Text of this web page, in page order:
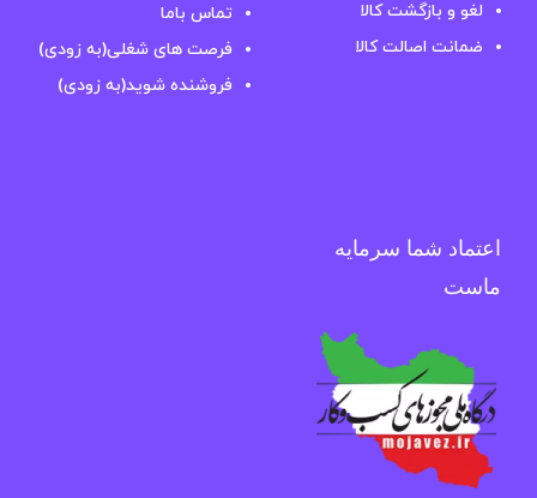
لغو و بازگشت کالا
ضمانت اصالت کالا
تماس باما
فرصت های شغلی(به زودی)
فروشنده شوید(به زودی)
اعتماد شما سرمایه
ماست